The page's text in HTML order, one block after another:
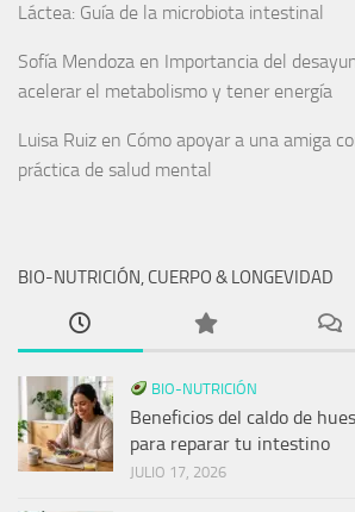
Láctea: Guía de la microbiota intestinal
Sofía Mendoza en Importancia del
acelerar el metabolismo y tener energía
Luisa Ruiz en Cómo apoyar a una amiga
práctica de salud mental
BIO-NUTRICIÓN, CUERPO & LONGEVIDAD
BIO-NUTRICIÓN
Beneficios del caldo de
para reparar tu intestino
JULIO 17, 2026